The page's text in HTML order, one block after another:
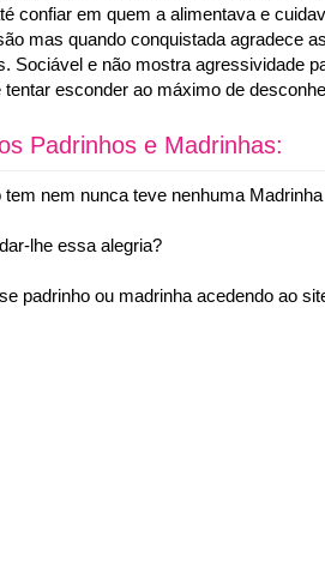
confiar em quem a alimentava e
mas quando conquistada agradece
Sociável e não mostra agressividade
tentar esconder ao máximo de
Padrinhos e Madrinhas:
tem nem nunca teve nenhuma
lhe essa alegria?
padrinho ou madrinha acedendo ao